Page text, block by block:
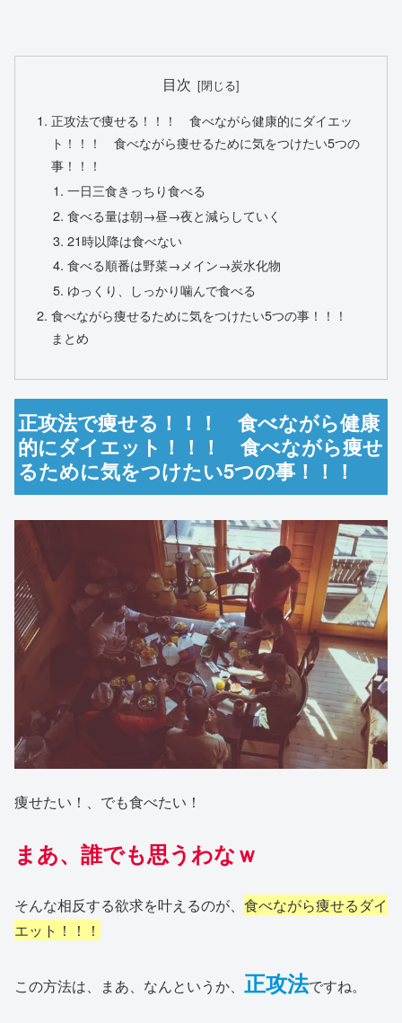
目次
正攻法で痩せる！！！ 食べながら健康的にダイエッ
ト！！！ 食べながら痩せるために気をつけたい5つの
事！！！
一日三食きっちり食べる
食べる量は朝→昼→夜と減らしていく
21時以降は食べない
食べる順番は野菜→メイン→炭水化物
ゆっくり、しっかり噛んで食べる
食べながら痩せるために気をつけたい5つの事！！！
まとめ
正攻法で痩せる！！！ 食べながら健康
的にダイエット！！！ 食べながら痩せ
るために気をつけたい5つの事！！！
痩せたい！、でも食べたい！
まあ、誰でも思うわなｗ
そんな相反する欲求を叶えるのが、 食べながら痩せるダイ
エット！！！
この方法は、まあ、なんというか、 正攻法ですね。